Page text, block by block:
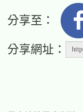
分享至：
分享網址：